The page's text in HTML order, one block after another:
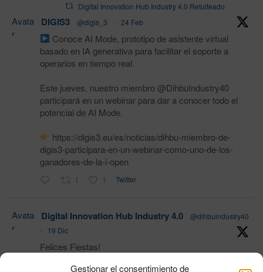
Gestionar el consentimiento de
Digital Innovation Hub Industry 4.0 Retuiteado
Avata
r
DIGIS3 @digis_3 · 24 Feb
Conoce AI Mode, prototipo de asistente virtual
basado en IA generativa para facilitar el soporte a
operarios en tiempo real.
Este jueves, nuestro miembro @DihbuIndustry40
participará en un webinar para dar a conocer todo el
potencial de AI Mode.
https://digis3.eu/es/noticias/dihbu-miembro-de-
digis3-participara-en-un-webinar-como-uno-de-los-
ganadores-de-la-i-open
1 1 Twitter
Avata
r
Digital Innovation Hub Industry 4.0
@dihbuindustry40
·
19 Dic
Felices Fiestas!